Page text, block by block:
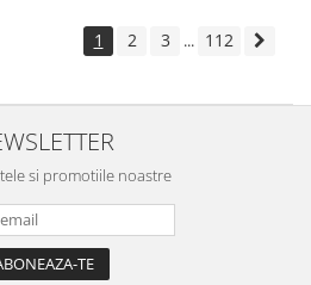
1 2 3 ... 112
si promotiile noastre